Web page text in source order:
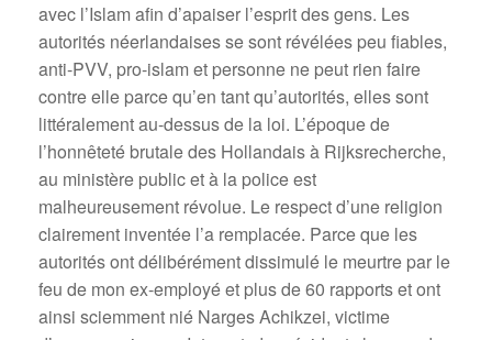
avec l’Islam afin d’apaiser l’esprit des gens. Les
autorités néerlandaises se sont révélées peu fiables,
anti-PVV, pro-islam et personne ne peut rien faire
contre elle parce qu’en tant qu’autorités, elles sont
littéralement au-dessus de la loi. L’époque de
l’honnêteté brutale des Hollandais à Rijksrecherche,
au ministère public et à la police est
malheureusement révolue. Le respect d’une religion
clairement inventée l’a remplacée. Parce que les
autorités ont délibérément dissimulé le meurtre par le
feu de mon ex-employé et plus de 60 rapports et ont
ainsi sciemment nié Narges Achikzei, victime